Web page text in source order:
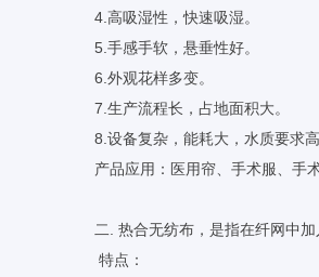
4.高吸湿性，快速吸湿。
5.手感手软，悬垂性好。
6.外观花样多变。
7.生产流程长，占地面积大。
8.设备复杂，能耗大，水质要求高
产品应用：医用帘、手术服、手
二. 热合无纺布，是指在纤网中
特点：